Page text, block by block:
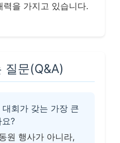
을 가지고 있습니다.
질문(Q&A)
회가 갖는 가장 큰
?
원 행사가 아니라,